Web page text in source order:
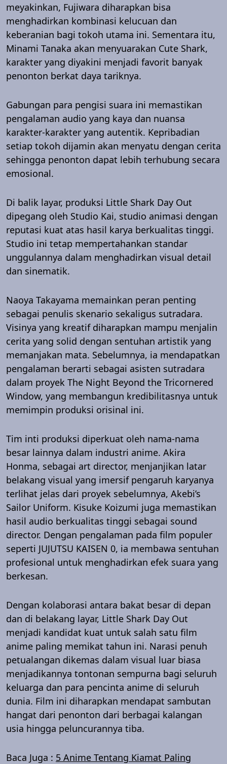
meyakinkan, Fujiwara diharapkan bisa
menghadirkan kombinasi kelucuan dan
keberanian bagi tokoh utama ini. Sementara itu,
Minami Tanaka akan menyuarakan Cute Shark,
karakter yang diyakini menjadi favorit banyak
penonton berkat daya tariknya.
Gabungan para pengisi suara ini memastikan
pengalaman audio yang kaya dan nuansa
karakter-karakter yang autentik. Kepribadian
setiap tokoh dijamin akan menyatu dengan cerita
sehingga penonton dapat lebih terhubung secara
emosional.
Di balik layar, produksi Little Shark Day Out
dipegang oleh Studio Kai, studio animasi dengan
reputasi kuat atas hasil karya berkualitas tinggi.
Studio ini tetap mempertahankan standar
unggulannya dalam menghadirkan visual detail
dan sinematik.
Naoya Takayama memainkan peran penting
sebagai penulis skenario sekaligus sutradara.
Visinya yang kreatif diharapkan mampu menjalin
cerita yang solid dengan sentuhan artistik yang
memanjakan mata. Sebelumnya, ia mendapatkan
pengalaman berarti sebagai asisten sutradara
dalam proyek The Night Beyond the Tricornered
Window, yang membangun kredibilitasnya untuk
memimpin produksi orisinal ini.
Tim inti produksi diperkuat oleh nama-nama
besar lainnya dalam industri anime. Akira
Honma, sebagai art director, menjanjikan latar
belakang visual yang imersif pengaruh karyanya
terlihat jelas dari proyek sebelumnya, Akebi’s
Sailor Uniform. Kisuke Koizumi juga memastikan
hasil audio berkualitas tinggi sebagai sound
director. Dengan pengalaman pada film populer
seperti JUJUTSU KAISEN 0, ia membawa sentuhan
profesional untuk menghadirkan efek suara yang
berkesan.
Dengan kolaborasi antara bakat besar di depan
dan di belakang layar, Little Shark Day Out
menjadi kandidat kuat untuk salah satu film
anime paling memikat tahun ini. Narasi penuh
petualangan dikemas dalam visual luar biasa
menjadikannya tontonan sempurna bagi seluruh
keluarga dan para pencinta anime di seluruh
dunia. Film ini diharapkan mendapat sambutan
hangat dari penonton dari berbagai kalangan
usia hingga peluncurannya tiba.
Baca Juga : 5 Anime Tentang Kiamat Paling